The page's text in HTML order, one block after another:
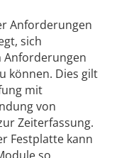
Anforderungen
sich
Anforderungen
können. Dies gilt
mit
von
Zeiterfassung.
Festplatte kann